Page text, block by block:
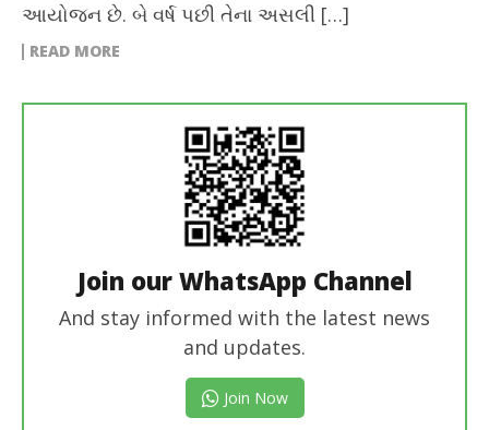
આયોજન છે. બે વર્ષ પછી તેના અસલી […]
READ MORE
Join our WhatsApp Channel
And stay informed with the latest news
and updates.
Join Now